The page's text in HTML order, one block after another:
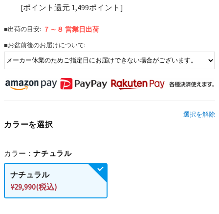
[ポイント還元 1,499ポイント]
■出荷の目安: ７～８ 営業日出荷
■お盆前後のお届けについて:
カラーを選択
選択を解除
カラー： ナチュラル
ナチュラル
¥29,990(税込)